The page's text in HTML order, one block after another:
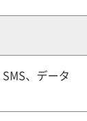
、データ